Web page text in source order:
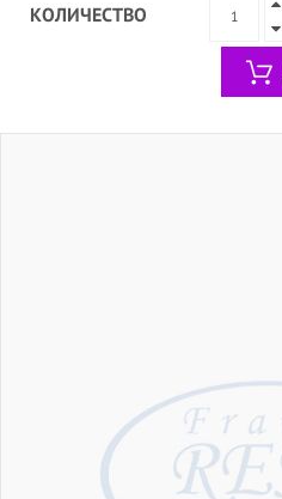
КОЛИЧЕСТВО